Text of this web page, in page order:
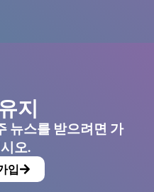
지
뉴스를 받으려면 가
오.
입